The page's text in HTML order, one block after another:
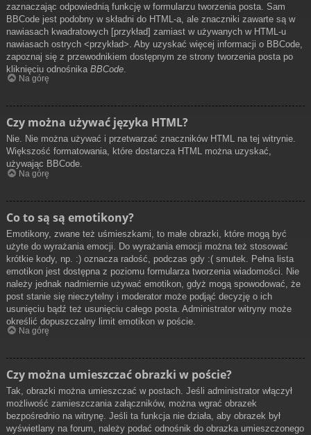
zaznaczając odpowiednią funkcję w formularzu tworzenia posta. Sam
BBCode jest podobny w składni do HTML-a, ale znaczniki zawarte są w
nawiasach kwadratowych [przykład] zamiast w używanych w HTML-u
nawiasach ostrych <przykład>. Aby uzyskać więcej informacji o BBCode,
zapoznaj się z przewodnikiem dostępnym ze strony tworzenia posta po
kliknięciu odnośnika BBCode
Na górę
Czy można używać języka HTML?
Nie. Nie można używać i przetwarzać znaczników HTML na tej witrynie.
Większość formatowania, które dostarcza HTML można uzyskać,
używając BBCode.
Na górę
Co to są są emotikony?
Emotikony, zwane też uśmieszkami, to małe obrazki, które mogą być
użyte do wyrażania emocji. Do wyrażania emocji można też stosować
krótkie kody, np. :) oznacza radość, podczas gdy :( smutek. Pełna lista
emotikon jest dostępna z poziomu formularza tworzenia wiadomości. Nie
należy jednak nadmiernie używać emotikon, gdyż mogą spowodować, że
post stanie się nieczytelny i moderator może podjąć decyzję o ich
usunięciu bądź też usunięciu całego posta. Administrator witryny może
określić dopuszczalny limit emotikon w poście.
Na górę
Czy można umieszczać obrazki w poście?
Tak, obrazki można umieszczać w postach. Jeśli administrator włączył
możliwość zamieszczania załączników, można wgrać obrazek
bezpośrednio na witrynę. Jeśli ta funkcja nie działa, aby obrazek był
wyświetlany na forum, należy podać odnośnik do obrazka umieszczonego